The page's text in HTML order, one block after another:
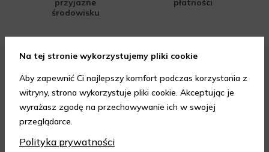
przyjazne
środowisku
płatności
FORMY PŁATNOŚCI
Na tej stronie wykorzystujemy pliki cookie
Aby zapewnić Ci najlepszy komfort podczas korzystania z
witryny, strona wykorzystuje pliki cookie. Akceptując je
wyrażasz zgodę na przechowywanie ich w swojej
przeglądarce.
Polityka prywatności